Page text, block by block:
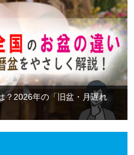
？2026年の「旧盆・月遅れ